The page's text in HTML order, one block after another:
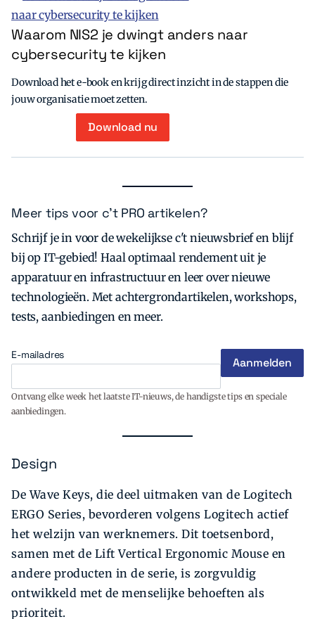
Waarom NIS2 je dwingt anders naar
cybersecurity te kijken
Download het e-book en krijg direct inzicht in de stappen die
jouw organisatie moet zetten.
Download nu
Meer tips voor c’t PRO artikelen?
Schrijf je in voor de wekelijkse c't nieuwsbrief en blijf
bij op IT-gebied! Haal optimaal rendement uit je
apparatuur en infrastructuur en leer over nieuwe
technologieën. Met achtergrondartikelen, workshops,
tests, aanbiedingen en meer.
E-mailadres
Ontvang elke week het laatste IT-nieuws, de handigste tips en speciale
aanbiedingen.
Design
De Wave Keys, die deel uitmaken van de Logitech
ERGO Series, bevorderen volgens Logitech actief
het welzijn van werknemers. Dit toetsenbord,
samen met de Lift Vertical Ergonomic Mouse en
andere producten in de serie, is zorgvuldig
ontwikkeld met de menselijke behoeften als
prioriteit.